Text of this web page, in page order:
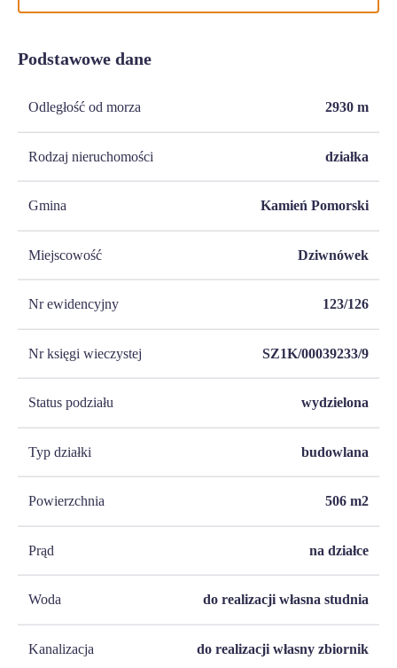
Podstawowe dane
Odległość od morza 2930 m
Rodzaj nieruchomości działka
Gmina Kamień Pomorski
Miejscowość Dziwnówek
Nr ewidencyjny 123/126
Nr księgi wieczystej SZ1K/00039233/9
Status podziału wydzielona
Typ działki budowlana
Powierzchnia 506 m2
Prąd na działce
Woda do realizacji własna studnia
Kanalizacja do realizacji własny zbiornik